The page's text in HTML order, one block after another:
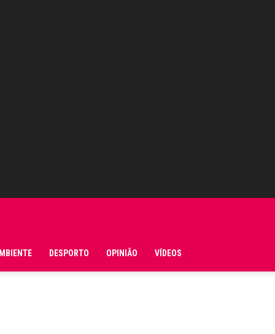
DESPORTO OPINIÃO VÍDEOS